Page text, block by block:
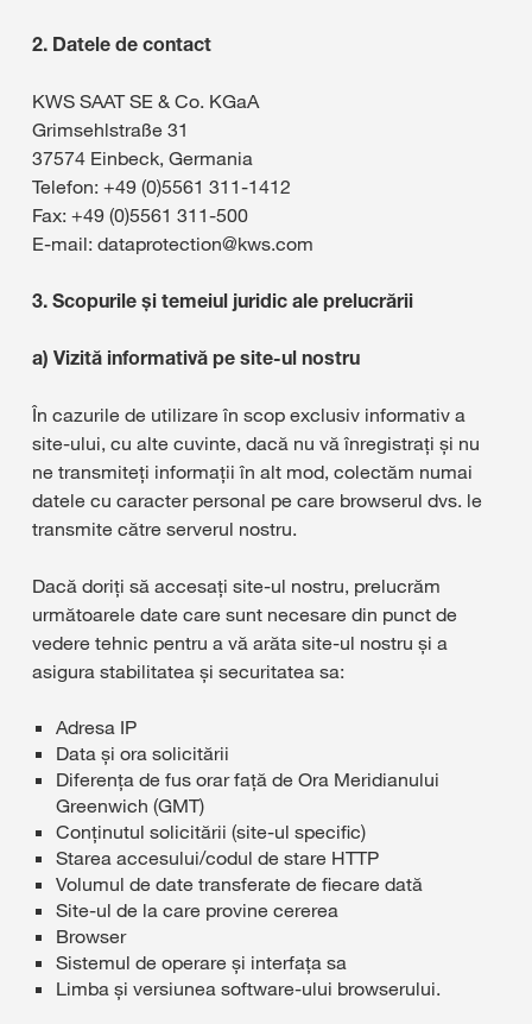
2. Datele de contact
KWS SAAT SE & Co. KGaA
Grimsehlstraße 31
37574 Einbeck, Germania
Telefon: +49 (0)5561 311-1412
Fax: +49 (0)5561 311-500
E-mail: dataprotection@kws.com
3. Scopurile și temeiul juridic ale prelucrării
a) Vizită informativă pe site-ul nostru
În cazurile de utilizare în scop exclusiv informativ a
site-ului, cu alte cuvinte, dacă nu vă înregistrați și nu
ne transmiteți informații în alt mod, colectăm numai
datele cu caracter personal pe care browserul dvs. le
transmite către serverul nostru.
Dacă doriți să accesați site-ul nostru, prelucrăm
următoarele date care sunt necesare din punct de
vedere tehnic pentru a vă arăta site-ul nostru și a
asigura stabilitatea și securitatea sa:
Adresa IP
Data și ora solicitării
Diferența de fus orar față de Ora Meridianului
Greenwich (GMT)
Conținutul solicitării (site-ul specific)
Starea accesului/codul de stare HTTP
Volumul de date transferate de fiecare dată
Site-ul de la care provine cererea
Browser
Sistemul de operare și interfața sa
Limba și versiunea software-ului browserului.